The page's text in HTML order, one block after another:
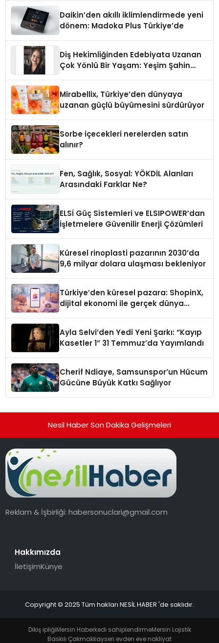
Daikin’den akıllı iklimlendirmede yeni
dönem: Madoka Plus Türkiye’de
Diş Hekimliğinden Edebiyata Uzanan
Çok Yönlü Bir Yaşam: Yeşim Şahin
Mirabellix, Türkiye’den dünyaya
uzanan güçlü büyümesini sürdürüyor
Sorbe içecekleri nerelerden satın
alınır?
Fen, Sağlık, Sosyal: YÖKDİL Alanları
Arasındaki Farklar Ne?
ELSİ Güç Sistemleri ve ELSIPOWER’dan
İşletmelere Güvenilir Enerji Çözümleri
Küresel rinoplasti pazarının 2030’da
9,6 milyar dolara ulaşması bekleniyor
Türkiye’den küresel pazara: ShopinX,
dijital ekonomi ile gerçek dünya
Ayla Selvi’den Yedi Yeni Şarkı: “Kayıp
Kasetler 1” 31 Temmuz’da Yayımlandı
Cherif Ndiaye, Samsunspor’un Hücum
Gücüne Büyük Katkı Sağlıyor
Nesil Haber Son Dakika Gelişmeleri
Reklam & İşbirliği:habersonuclari@gmail.com
Hakkımızda
İletişimKünye
Copyright © 2025 Tüm hakları NESİL HABER 'de saklıdır.
Dikiş ipliğiMersin Haberkedi sahiplendirmeMersin Lojistik
Baskılı Çakmakkayseri evden eve nakliyat